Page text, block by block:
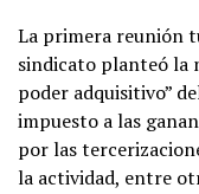
La primera reunión
sindicato planteó la
poder adquisitivo”
impuesto a las
por las
la actividad, entre